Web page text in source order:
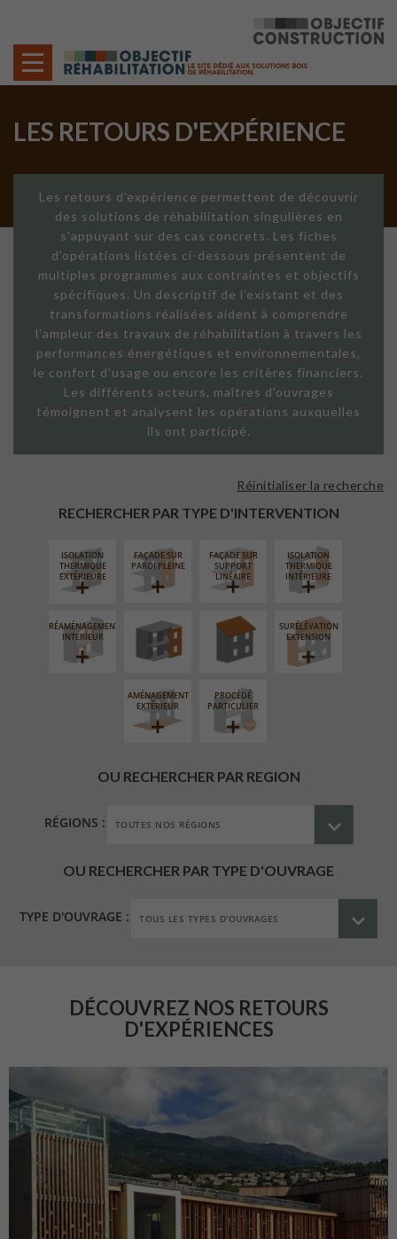
LES RETOURS D'EXPÉRIENCE
Les retours d'expérience permettent de découvrir
des solutions de réhabilitation singulières en
s'appuyant sur des cas concrets. Les fiches
d'opérations listées ci-dessous présentent de
multiples programmes aux contraintes et objectifs
spécifiques. Un descriptif de l'existant et des
transformations réalisées aident à comprendre
l'ampleur des travaux de réhabilitation à travers les
performances énergétiques et environnementales,
le confort d'usage ou encore les critères financiers.
Les différents acteurs, maîtres d'ouvrages
témoignent et analysent les opérations auxquelles
ils ont participé.
RECHERCHER PAR TYPE D'INTERVENTION
Réinitialiser la recherche
ISOLATION
THERMIQUE
EXTÉRIEURE
FAÇADE SUR
PAROI PLEINE
FAÇADE SUR
SUPPORT
LINÉAIRE
ISOLATION
THERMIQUE
INTÉRIEURE
RÉAMÉNAGEMENT
INTÉRIEUR
FERMETURE
LOGGIAS
RÉFECTION DES
TOITURES
SURÉLÉVATION
EXTENSION
AMÉNAGEMENT
EXTÉRIEUR
PROCÉDÉ
PARTICULIER
OU RECHERCHER PAR REGION
RÉGIONS :
OU RECHERCHER PAR TYPE D'OUVRAGE
TYPE D'OUVRAGE :
DÉCOUVREZ NOS RETOURS
D'EXPÉRIENCES